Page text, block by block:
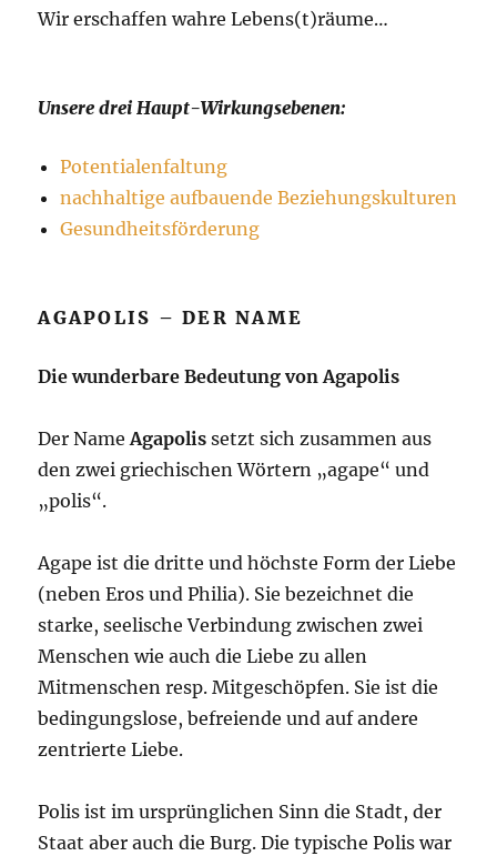
Wir erschaffen wahre Lebens(t)räume…
Unsere drei Haupt-Wirkungsebenen:
Potentialenfaltung
nachhaltige aufbauende Beziehungskulturen
Gesundheitsförderung
AGAPOLIS – DER NAME
Die wunderbare Bedeutung vonAgapolis
Der NameAgapolis setzt sich zusammen aus
den zwei griechischen Wörtern „agape“ und
„polis“.
Agape ist die dritte und höchste Form der Liebe
(neben Eros und Philia). Sie bezeichnet die
starke, seelische Verbindung zwischen zwei
Menschen wie auch die Liebe zu allen
Mitmenschen resp. Mitgeschöpfen. Sie ist die
bedingungslose, befreiende und auf andere
zentrierte Liebe.
Polis ist im ursprünglichen Sinn die Stadt, der
Staat aber auch die Burg. Die typische Polis war